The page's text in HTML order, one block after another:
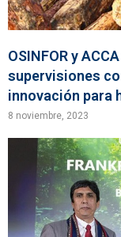
OSINFOR y
supervisiones
innovación para
8 noviembre, 2023